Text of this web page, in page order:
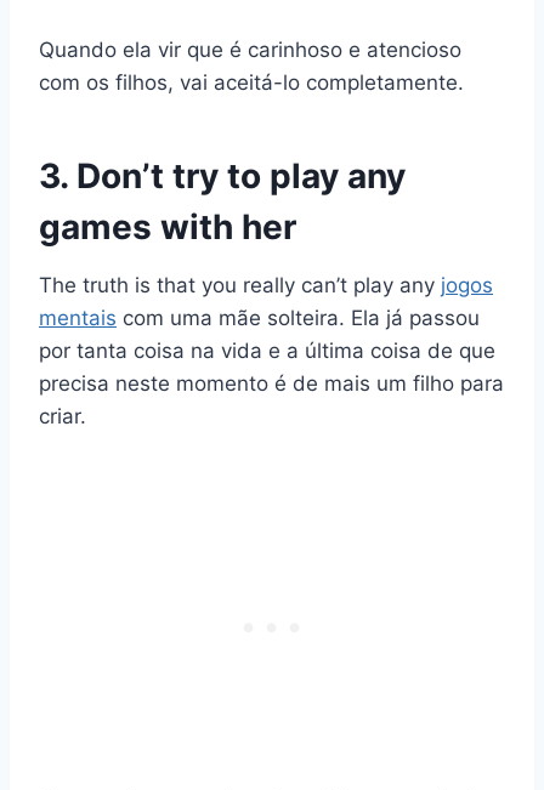
Quando ela vir que é carinhoso e atencioso
com os filhos, vai aceitá-lo completamente.
3. Don’t try to play any
games with her
The truth is that you really can’t play any jogos
mentais com uma mãe solteira. Ela já passou
por tanta coisa na vida e a última coisa de que
precisa neste momento é de mais um filho para
criar.